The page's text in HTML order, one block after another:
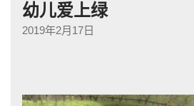
幼儿爱上绿
2019年2月17日